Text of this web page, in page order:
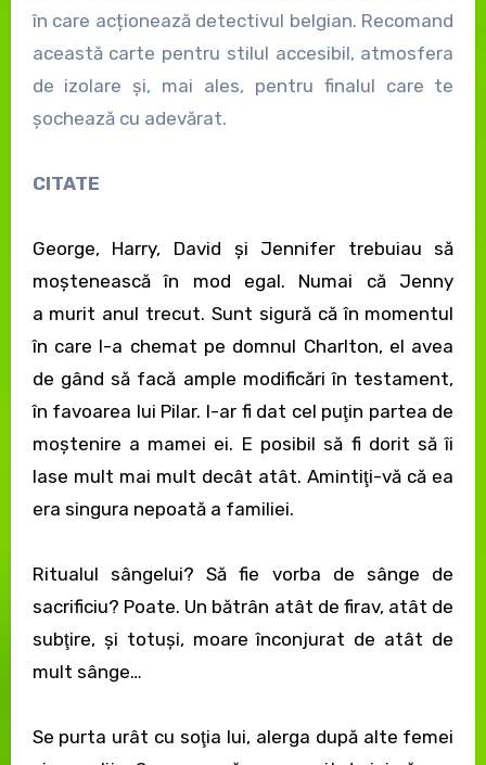
în care acționează detectivul belgian. Recomand
această carte pentru stilul accesibil, atmosfera
de izolare și, mai ales, pentru finalul care te
șochează cu adevărat.
CITATE
George, Harry, David şi Jennifer trebuiau să
moştenească în mod egal. Numai că Jenny
a murit anul trecut. Sunt sigură că în momentul
în care l-a chemat pe domnul Charlton, el avea
de gând să facă ample modificări în testament,
în favoarea lui Pilar. I-ar fi dat cel puţin partea de
moştenire a mamei ei. E posibil să fi dorit să îi
lase mult mai mult decât atât. Amintiţi-vă că ea
era singura nepoată a familiei.
Ritualul sângelui? Să fie vorba de sânge de
sacrificiu? Poate. Un bătrân atât de firav, atât de
subţire, şi totuşi, moare înconjurat de atât de
mult sânge…
Se purta urât cu soţia lui, alerga după alte femei